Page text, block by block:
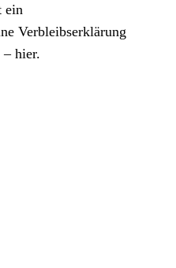
ein
Verbleibserklärung
hier.